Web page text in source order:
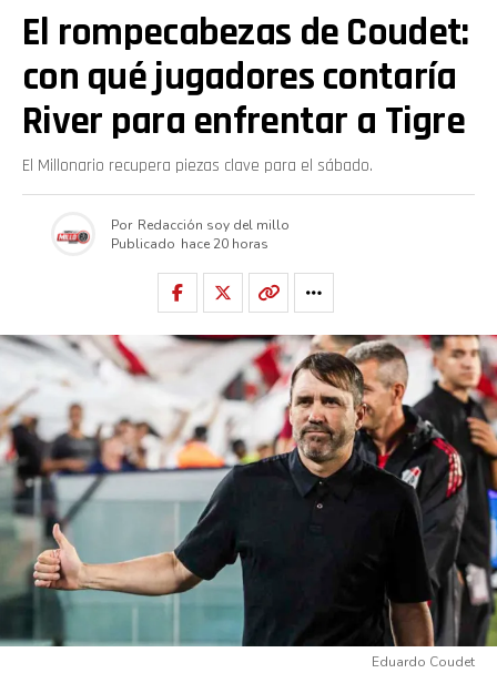
El rompecabezas de Coudet:
con qué jugadores contaría
River para enfrentar a Tigre
El Millonario recupera piezas clave para el sábado.
Por Redacción soy del millo
Publicado hace 20 horas
Eduardo Coudet